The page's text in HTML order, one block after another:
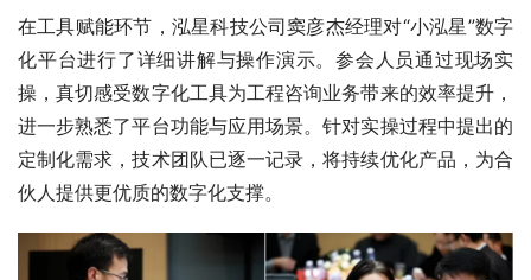
在工具赋能环节，泓星科技公司窦彦杰经理对“小泓星”数字
化平台进行了详细讲解与操作演示。参会人员通过现场实
操，真切感受数字化工具为工程咨询业务带来的效率提升，
进一步熟悉了平台功能与应用场景。针对实操过程中提出的
定制化需求，技术团队已逐一记录，将持续优化产品，为合
伙人提供更优质的数字化支撑。